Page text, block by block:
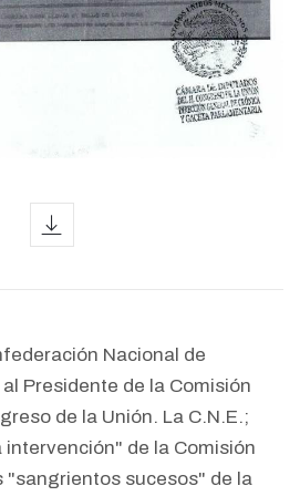
Nacional de
Presidente de la Comisión
de la Unión. La C.N.E.;
de la Comisión
"sangrientos sucesos" de la